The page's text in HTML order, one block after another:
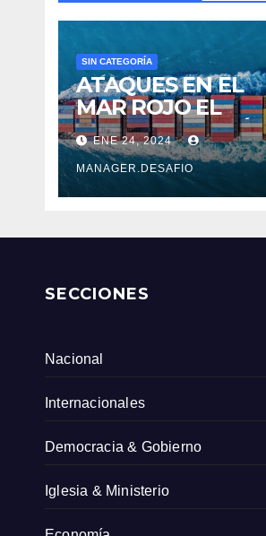
SIN CATEGORÍA
ATAQUES EN EL
MAR ROJO EL
COSTOSO DESVÍO
DE 6.500 KM
ENE 24, 2024
MANAGER.DESAFIO
SECCIONES
Nacional
Internacionales
Democracia & Gobierno
Iglesia & Ministerio